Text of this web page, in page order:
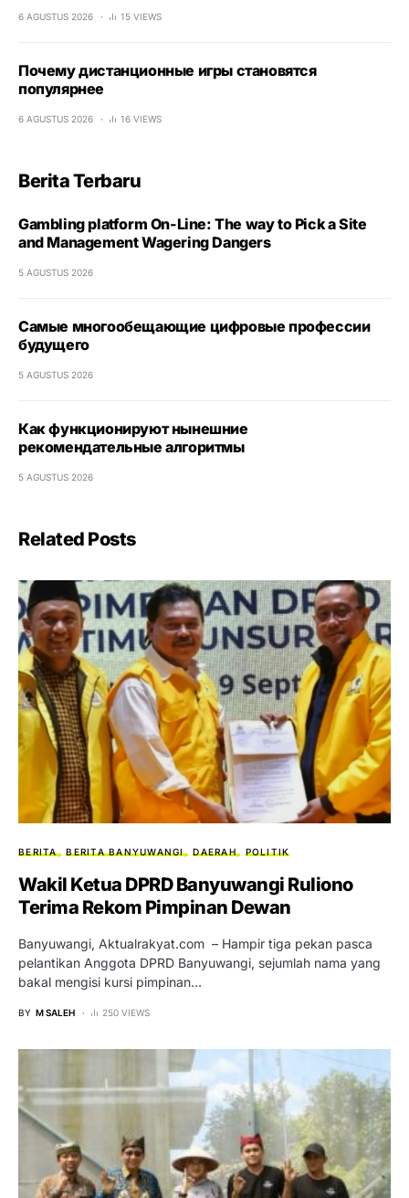
6 AGUSTUS 2026 15 VIEWS
Почему дистанционные игры становятся
популярнее
6 AGUSTUS 2026 16 VIEWS
Berita Terbaru
Gambling platform On-Line: The way to Pick a Site
and Management Wagering Dangers
5 AGUSTUS 2026
Самые многообещающие цифровые профессии
будущего
5 AGUSTUS 2026
Как функционируют нынешние
рекомендательные алгоритмы
5 AGUSTUS 2026
Related Posts
BERITA BERITA BANYUWANGI DAERAH POLITIK
Wakil Ketua DPRD Banyuwangi Ruliono
Terima Rekom Pimpinan Dewan
Banyuwangi, Aktualrakyat.com – Hampir tiga pekan pasca
pelantikan Anggota DPRD Banyuwangi, sejumlah nama yang
bakal mengisi kursi pimpinan…
BY M SALEH 250 VIEWS